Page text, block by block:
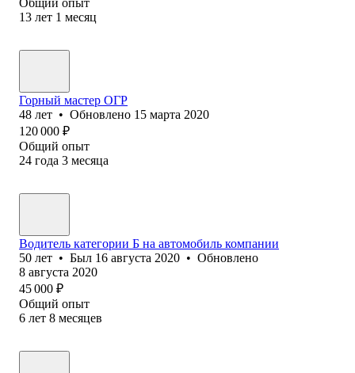
13 лет 1 месяц
Горный мастер ОГР
48 лет • Обновлено 15 марта 2020
120 000 ₽
Общий опыт
24 года 3 месяца
Водитель категории Б на автомобиль компании
50 лет • Был 16 августа 2020 • Обновлено
8 августа 2020
45 000 ₽
Общий опыт
6 лет 8 месяцев